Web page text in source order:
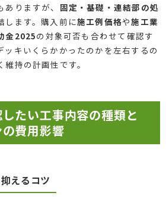
りますが、 固定・基礎・連結部の処
します。購入前に施工例価格や施工業
金2025の対象可否も合わせて確認す
ッキいくらかかったのかを左右するの
持の計画性です。
たい工事内容の種類と
費用影響
えるコツ